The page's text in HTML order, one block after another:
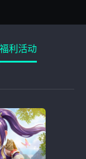
福利活动